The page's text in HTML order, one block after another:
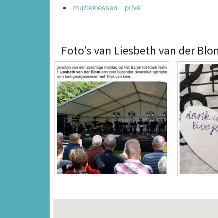
muzieklessen - prive
Foto's van Liesbeth van der